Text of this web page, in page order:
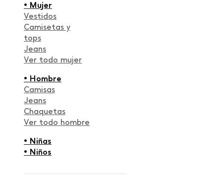
• Mujer
Vestidos
Camisetas y
tops
Jeans
Ver todo mujer
• Hombre
Camisas
Jeans
Chaquetas
Ver todo hombre
• Niñas
• Niños